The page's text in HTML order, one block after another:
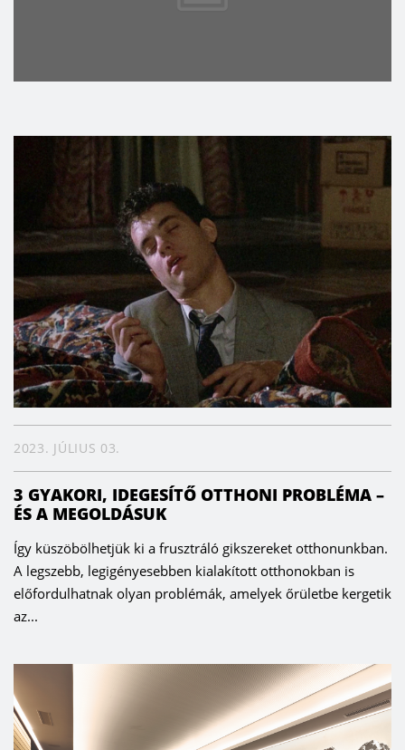
2023. JÚLIUS 03.
3 GYAKORI, IDEGESÍTŐ OTTHONI PROBLÉMA –
ÉS A MEGOLDÁSUK
Így küszöbölhetjük ki a frusztráló gikszereket otthonunkban.
A legszebb, legigényesebben kialakított otthonokban is
előfordulhatnak olyan problémák, amelyek őrületbe kergetik
az...